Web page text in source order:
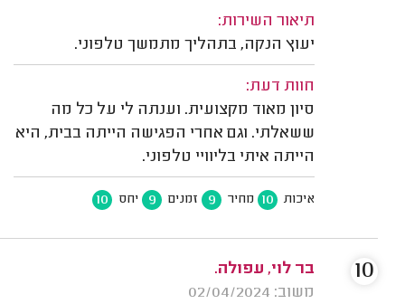
תיאור השירות:
יעוץ הנקה, בתהליך מתמשך טלפוני.
חוות דעת:
סיון מאוד מקצועית. וענתה לי על כל מה
ששאלתי. וגם אחרי הפגישה הייתה בבית, היא
הייתה איתי בליוויי טלפוני.
איכות 10 מחיר 9 זמנים 9 יחס 10
בר לוי, עפולה.
משוב: 02/04/2024
10